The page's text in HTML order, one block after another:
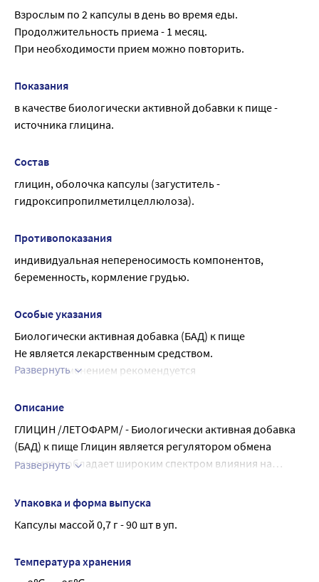
Взрослым по 2 капсулы в день во время еды.
Продолжительность приема - 1 месяц.
При необходимости прием можно повторить.
Показания
в качестве биологически активной добавки к пище -
источника глицина.
Состав
глицин, оболочка капсулы (загуститель -
гидроксипропилметилцеллюлоза).
Противопоказания
индивидуальная непереносимость компонентов,
беременность, кормление грудью.
Особые указания
Биологически активная добавка (БАД) к пище
Не является лекарственным средством.
Перед применением рекомендуется
Развернуть
Описание
ГЛИЦИН /ЛЕТОФАРМ/ - Биологически активная добавка
(БАД) к пище Глицин является регулятором обмена
веществ и обладает широким спектром влияния на
уменьшение психоэмоционального напряжения,
повышение социальной адаптации;
компенсация вегетососудистых расстройств (в т.ч. в
Содержание в суточной дозировке (2 капсулы): Глицин
Развернуть
Упаковка и форма выпуска
Капсулы массой 0,7 г - 90 шт в уп.
Температура хранения